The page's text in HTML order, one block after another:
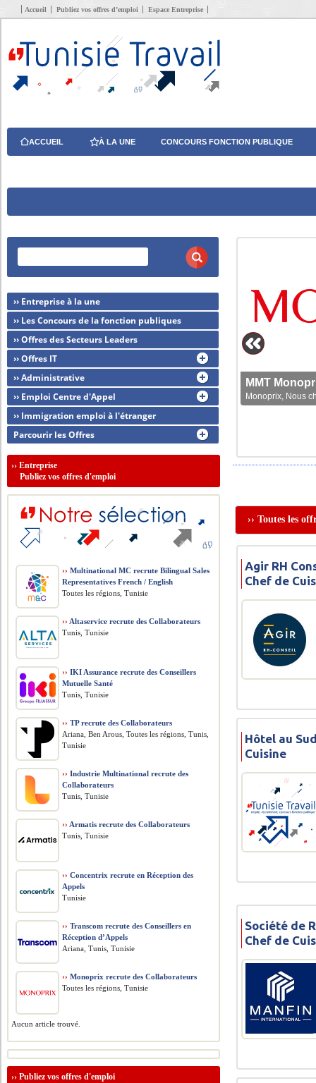
Accueil Publiez vos offres d’emploi Espace Entreprise
ACCUEIL À LA UNE CONCOURS FONCTION PUBLIQUE
MMT
Monoprix, Nous
›› Toutes les
Agir RH
Chef de
Hôtel au
Cuisine
Société de
Chef de
›› Entreprise à la une
›› Les Concours de la fonction publiques
›› Offres des Secteurs Leaders
›› Offres IT
›› Administrative
›› Emploi Centre d'Appel
›› Immigration emploi à l'étranger
Parcourir les Offres
››Entreprise
Publiez vos offres d'emploi
›› Multinational MC recrute Bilingual Sales
Representatives French / English
Toutes les régions, Tunisie
›› Altaservice recrute des Collaborateurs
Tunis, Tunisie
›› IKI Assurance recrute des Conseillers
Mutuelle Santé
Tunis, Tunisie
›› TP recrute des Collaborateurs
Ariana, Ben Arous, Toutes les régions, Tunis,
Tunisie
›› Industrie Multinational recrute des
Collaborateurs
Tunis, Tunisie
›› Armatis recrute des Collaborateurs
Tunis, Tunisie
›› Concentrix recrute en Réception des
Appels
Tunisie
›› Transcom recrute des Conseillers en
Réception d’Appels
Ariana, Tunis, Tunisie
›› Monoprix recrute des Collaborateurs
Toutes les régions, Tunisie
Aucun article trouvé.
››Publiez vos offres d'emploi